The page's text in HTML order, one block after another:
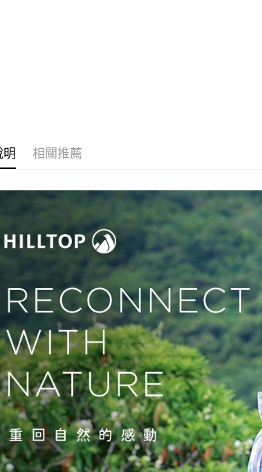
明 相關推薦